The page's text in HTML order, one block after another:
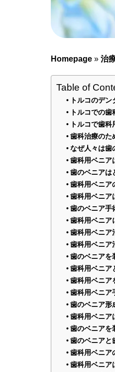
Homepage » 治
Table of
トルコのデ
トルコでの
トルコで歯
歯科治療のた
なぜ人々は歯
歯科用ベニア
歯のベニアは
歯科用ベニア
歯科用ベニア
歯のベニア手
歯科用ベニア
歯科用ベニア
歯科用ベニア
歯のベニアを
歯科用ベニア
歯科用ベニア
歯科用ベニア
歯のベニア形
歯科用ベニア
歯のベニアを
歯のベニアと
歯科用ベニア
歯科用ベニア